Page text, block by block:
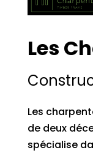
Les
Les
de deux
spécialise